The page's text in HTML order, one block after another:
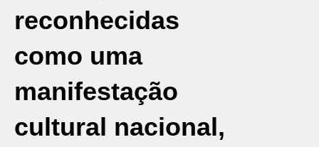
reconhecidas
como uma
manifestação
cultural nacional,